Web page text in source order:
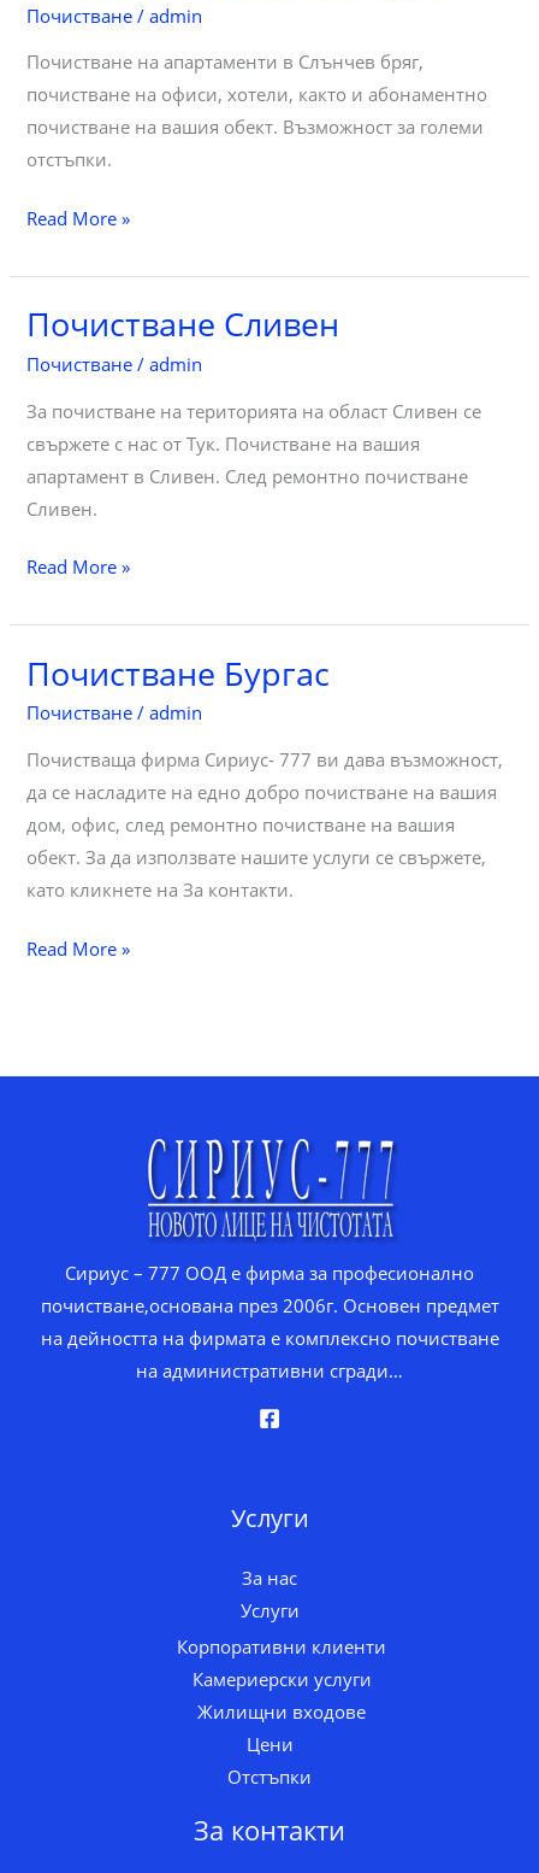
Почистване /admin
Почистване на апартаменти в Слънчев бряг,
почистване на офиси, хотели, както и абонаментно
почистване на вашия обект. Възможност за големи
отстъпки.
Почистване
бряг
Read More »
Почистване Сливен
Почистване /admin
За почистване на територията на област Сливен се
свържете с нас от Тук. Почистване на вашия
апартамент в Сливен. След ремонтно почистване
Сливен.
Почистване
Read More »
Почистване Бургас
Почистване /admin
Почистваща фирма Сириус- 777 ви дава възможност,
да се насладите на едно добро почистване на вашия
дом, офис, след ремонтно почистване на вашия
обект. За да използвате нашите услуги се свържете,
като кликнете на За контакти.
Почистване
Read More »
Сириус – 777 ООД е фирма за професионално
почистване,основана през 2006г. Основен предмет
на дейността на фирмата е комплексно почистване
на административни сгради…
Услуги
За нас
Услуги
Корпоративни клиенти
Камериерски услуги
Жилищни входове
Цени
Отстъпки
За контакти